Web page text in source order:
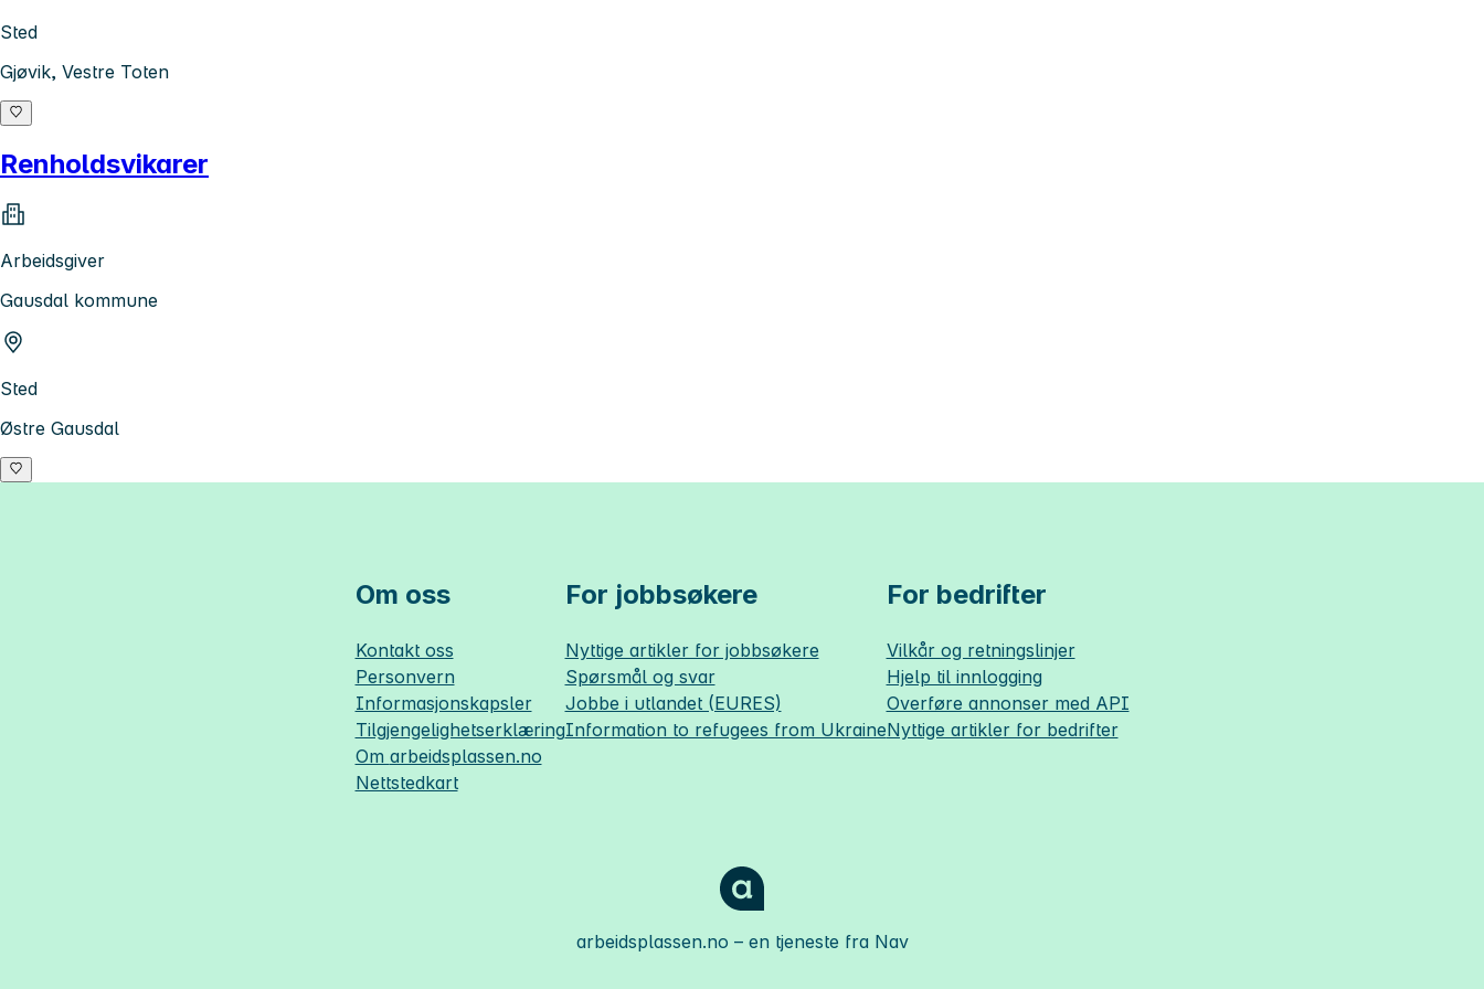
Sted
Gjøvik, Vestre Toten
Renholdsvikarer
Arbeidsgiver
Gausdal kommune
Sted
Østre Gausdal
Om oss
Kontakt oss
Personvern
Informasjonskapsler
Tilgjengelighetserklæring
Om arbeidsplassen.no
Nettstedkart
For jobbsøkere
Nyttige artikler for jobbsøkere
Spørsmål og svar
Jobbe i utlandet (EURES)
Information to refugees from Ukraine
For bedrifter
Vilkår og retningslinjer
Hjelp til innlogging
Overføre annonser med API
Nyttige artikler for bedrifter
arbeidsplassen.no – en tjeneste fra Nav